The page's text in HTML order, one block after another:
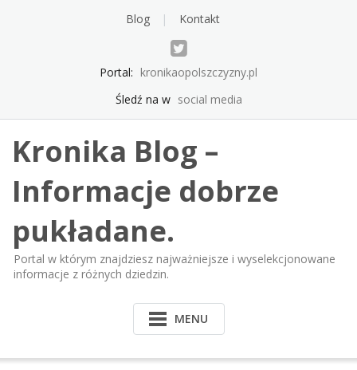
Blog Kontakt
Portal: kronikaopolszczyzny.pl
Śledź na w social media
Kronika Blog –
Informacje dobrze
pukładane.
Portal w którym znajdziesz najważniejsze i wyselekcjonowane
informacje z różnych dziedzin.
MENU